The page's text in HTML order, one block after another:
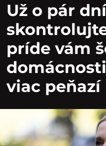
Už o pár
príde vám
viac peňazí